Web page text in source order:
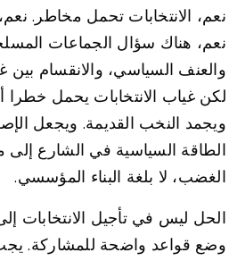
نعم، الانتخابات تحمل مخاطر.
نعم، هناك سؤال الجماعات
والعنف السياسي، والانقسام بين
لكن غياب الانتخابات يحمل خطرا
ويجمد النخب القديمة. ويجعل
الطاقة السياسية في الشارع إلى
الغضب، لا بلغة البناء المؤسسي.
الحل ليس في تأجيل الانتخابات
وضع قواعد واضحة للمشاركة.